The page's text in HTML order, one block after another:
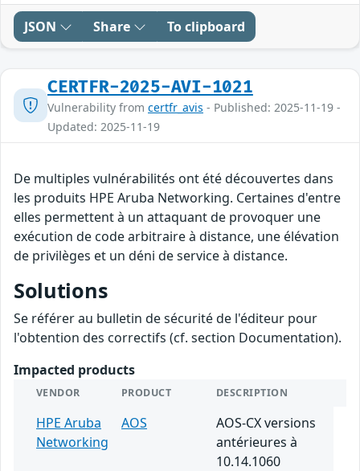
JSON Share To clipboard
CERTFR-2025-AVI-1021
Vulnerability from certfr_avis - Published: 2025-11-19 -
Updated: 2025-11-19
De multiples vulnérabilités ont été découvertes dans
les produits HPE Aruba Networking. Certaines d'entre
elles permettent à un attaquant de provoquer une
exécution de code arbitraire à distance, une élévation
de privilèges et un déni de service à distance.
Solutions
Se référer au bulletin de sécurité de l'éditeur pour
l'obtention des correctifs (cf. section Documentation).
Impacted products
VENDOR PRODUCT DESCRIPTION
HPE Aruba
Networking
AOS
AOS-CX versions
antérieures à
10.14.1060